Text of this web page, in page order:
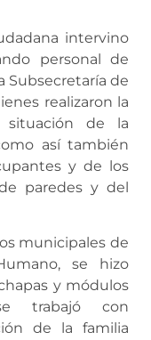
intervino
personal de
Subsecretaría de
realizaron la
de la
así también
y de los
paredes y del
municipales de
se hizo
y módulos
trabajó con
de la familia